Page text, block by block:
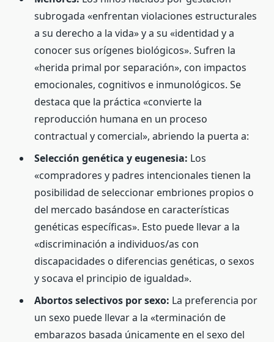
subrogada «enfrentan violaciones estructurales
a su derecho a la vida» y a su «identidad y a
conocer sus orígenes biológicos». Sufren la
«herida primal por separación», con impactos
emocionales, cognitivos e inmunológicos. Se
destaca que la práctica «convierte la
reproducción humana en un proceso
contractual y comercial», abriendo la puerta a:
Selección genética y eugenesia: Los
«compradores y padres intencionales tienen la
posibilidad de seleccionar embriones propios o
del mercado basándose en características
genéticas específicas». Esto puede llevar a la
«discriminación a individuos/as con
discapacidades o diferencias genéticas, o sexos
y socava el principio de igualdad».
Abortos selectivos por sexo: La preferencia por
un sexo puede llevar a la «terminación de
embarazos basada únicamente en el sexo del